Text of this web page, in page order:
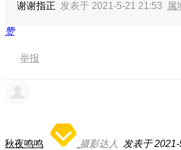
谢谢指正 发表于 2021-5-21 21:53 属
赞
举报
秋夜鸣鸣 摄影达人 发表于